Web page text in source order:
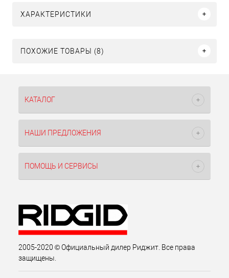
ХАРАКТЕРИСТИКИ
ПОХОЖИЕ ТОВАРЫ (8)
КАТАЛОГ
НАШИ ПРЕДЛОЖЕНИЯ
ПОМОЩЬ И СЕРВИСЫ
2005-2020 © Официальный дилер Риджит. Все права
защищены.